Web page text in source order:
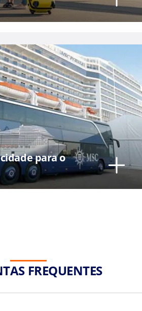
para o
FREQUENTES